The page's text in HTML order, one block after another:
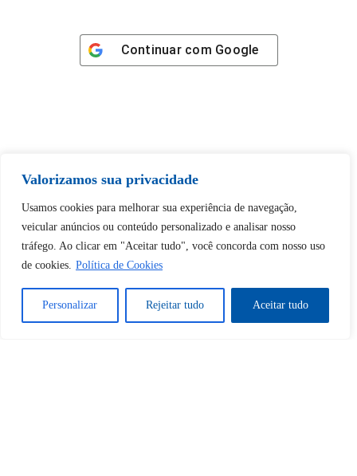
Valorizamos sua privacidade
Usamos cookies para melhorar sua experiência de navegação,
veicular anúncios ou conteúdo personalizado e analisar nosso
tráfego. Ao clicar em "Aceitar tudo", você concorda com nosso uso
de cookies. Política de Cookies
Personalizar Rejeitar tudo Aceitar tudo
Continuar com Google
desbloquear esta publicação?
Desbloquear esquerda : 0